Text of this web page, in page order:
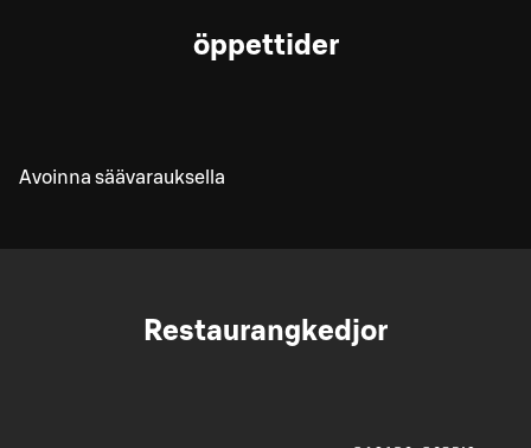
öppettider
Avoinna säävarauksella
Restaurangkedjor